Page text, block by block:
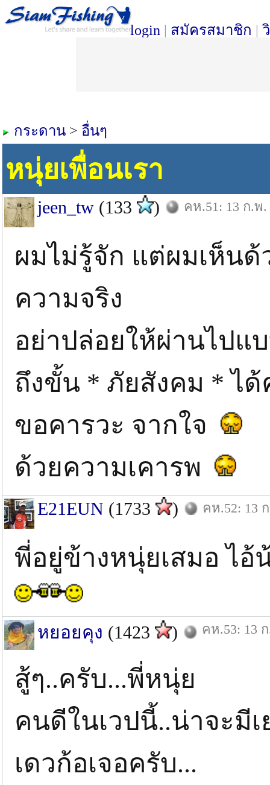
login | สมัครสมาชิก |
กระดาน > อื่นๆ
หนุ่ยเพื่อนเรา
jeen_tw (133 ) คห.51: 13 ก.พ.
ผมไม่รู้จัก แต่ผมเห็น
ความจริง
อย่าปล่อยให้ผ่านไปแ
ถึงขั้น * ภัยสังคม * ได้
ขอคารวะ จากใจ
ด้วยความเคารพ
E21EUN (1733 ) คห.52: 13
พี่อยู่ข้างหนุ่ยเสมอ ไอ้
หยอยคุง (1423 ) คห.53: 13
สู้ๆ..ครับ...พี่หนุ่ย
คนดีในเวปนี้..น่าจะมี
เดวก้อเจอครับ...